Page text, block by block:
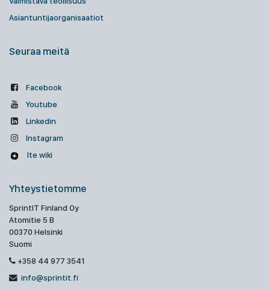
Asiantuntijaorganisaatiot
Seuraa meitä
Facebook
Youtube
Linkedin
Instagram
Ite wiki
Yhteystietomme
SprintIT Finland Oy
Atomitie 5 B
00370 Helsinki
Suomi
+358 44 977 3541
info@sprintit.fi